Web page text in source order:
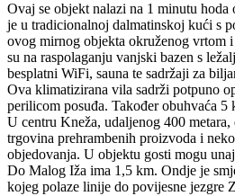
Ovaj se objekt nalazi na 1 minutu
je u tradicionalnoj dalmatinskoj kući s
ovog mirnog objekta okruženog vrtom
su na raspolaganju vanjski bazen s
besplatni WiFi, sauna te sadržaji za
Ova klimatizirana vila sadrži potpuno
perilicom posuđa. Također obuhvaća 5
U centru Kneža, udaljenog 400
trgovina prehrambenih proizvoda i
objedovanja. U objektu gosti mogu
Do Malog Iža ima 1,5 km. Ondje je
kojeg polaze linije do povijesne jezgre